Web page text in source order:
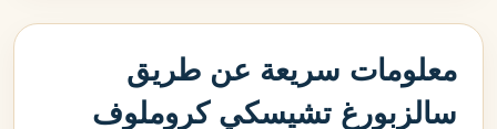
معلومات سريعة عن طريق
سالزبورغ تشيسكي كروملوف